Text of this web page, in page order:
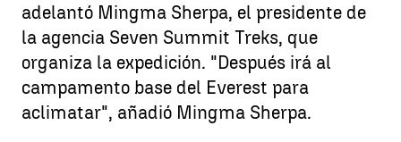
adelantó Mingma Sherpa, el presidente de
la agencia Seven Summit Treks, que
organiza la expedición. "Después irá al
campamento base del Everest para
aclimatar", añadió Mingma Sherpa.